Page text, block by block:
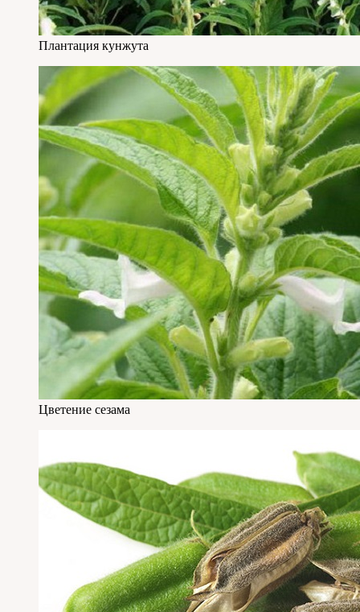
Плантация кунжута
Цветение сезама